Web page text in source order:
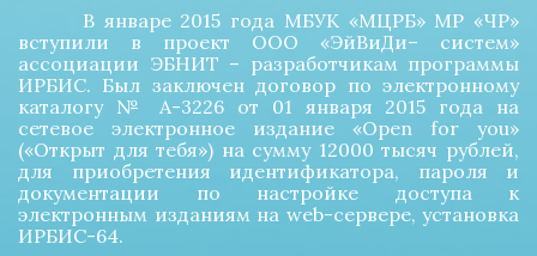
В январе 2015 года МБУК «МЦРБ» МР «ЧР»
вступили в проект ООО «ЭйВиДи– систем»
ассоциации ЭБНИТ – разработчикам программы
ИРБИС. Был заключен договор по электронному
каталогу № А-3226 от 01 января 2015 года на
сетевое электронное издание «Open for you»
(«Открыт для тебя») на сумму 12000 тысяч рублей,
для приобретения идентификатора, пароля и
документации по настройке доступа к
электронным изданиям на web-сервере, установка
ИРБИС-64.